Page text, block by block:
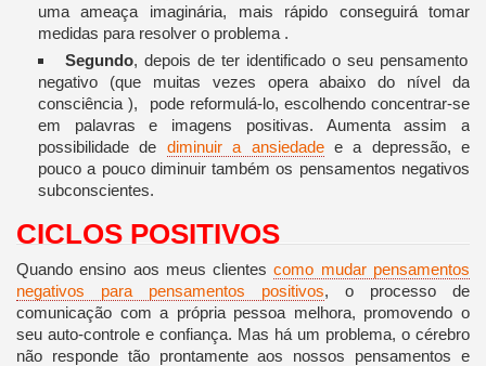
uma ameaça imaginária, mais rápido conseguirá tomar
medidas para resolver o problema .
Segundo, depois de ter identificado o seu pensamento
negativo (que muitas vezes opera abaixo do nível da
consciência ), pode reformulá-lo, escolhendo concentrar-se
em palavras e imagens positivas. Aumenta assim a
possibilidade de diminuir a ansiedadee a depressão, e
pouco a pouco diminuir também os pensamentos negativos
subconscientes.
CICLOS POSITIVOS
Quando ensino aos meus clientescomo mudar pensamentos
negativos para pensamentos positivos, o processo de
comunicação com a própria pessoa melhora, promovendo o
seu auto-controle e confiança. Mas há um problema, o cérebro
não responde tão prontamente aos nossos pensamentos e